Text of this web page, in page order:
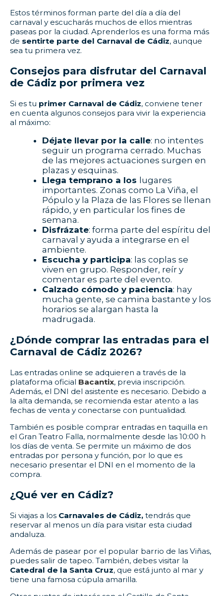
Estos términos forman parte del día a día del
carnaval y escucharás muchos de ellos mientras
paseas por la ciudad. Aprenderlos es una forma más
de sentirte parte del Carnaval de Cádiz, aunque
sea tu primera vez.
Consejos para disfrutar del Carnaval
de Cádiz por primera vez
Si es tu primer Carnaval de Cádiz, conviene tener
en cuenta algunos consejos para vivir la experiencia
al máximo:
Déjate llevar por la calle: no intentes
seguir un programa cerrado. Muchas
de las mejores actuaciones surgen en
plazas y esquinas.
Llega temprano a los lugares
importantes. Zonas como La Viña, el
Pópulo y la Plaza de las Flores se llenan
rápido, y en particular los fines de
semana.
Disfrázate: forma parte del espíritu del
carnaval y ayuda a integrarse en el
ambiente.
Escucha y participa: las coplas se
viven en grupo. Responder, reír y
comentar es parte del evento.
Calzado cómodo y paciencia: hay
mucha gente, se camina bastante y los
horarios se alargan hasta la
madrugada.
¿Dónde comprar las entradas para el
Carnaval de Cádiz 2026?
Las entradas online se adquieren a través de la
plataforma oficial Bacantix, previa inscripción.
Además, el DNI del asistente es necesario. Debido a
la alta demanda, se recomienda estar atento a las
fechas de venta y conectarse con puntualidad.
También es posible comprar entradas en taquilla en
el Gran Teatro Falla, normalmente desde las 10:00 h
los días de venta. Se permite un máximo de dos
entradas por persona y función, por lo que es
necesario presentar el DNI en el momento de la
compra.
¿Qué ver en Cádiz?
Si viajas a los Carnavales de Cádiz,tendrás que
reservar al menos un día para visitar esta ciudad
andaluza.
Además de pasear por el popular barrio de las Viñas,
puedes salir de tapeo. También, debes visitar la
Catedral de la Santa Cruz, que está junto al mar y
tiene una famosa cúpula amarilla.